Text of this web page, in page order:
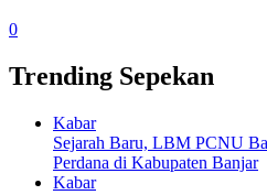
0
Trending Sepekan
Kabar
Sejarah Baru, LBM PCNU
Perdana di Kabupaten Banjar
Kabar